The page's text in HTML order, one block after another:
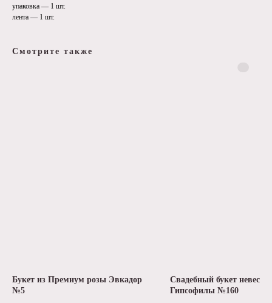
упаковка — 1 шт.
лента — 1 шт.
Смотрите также
Букет из Премиум розы Эвкадор
№5
Свадебный букет невесты
Гипсофилы №160